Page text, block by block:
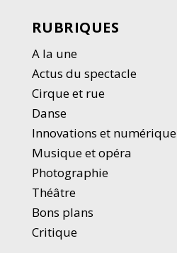
RUBRIQUES
A la une
Actus du spectacle
Cirque et rue
Danse
Innovations et numérique
Musique et opéra
Photographie
Théâtre
Bons plans
Critique